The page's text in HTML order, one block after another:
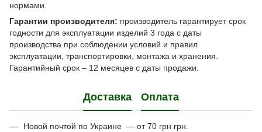
нормами.
Гарантии производителя: производитель гарантирует срок
годности для эксплуатации изделий 3 года с даты
производства при соблюдении условий и правил
эксплуатации, транспортировки, монтажа и хранения.
Гарантийный срок – 12 месяцев с даты продажи.
Доставка Оплата
Новой почтой по Украине — от 70 грн грн.